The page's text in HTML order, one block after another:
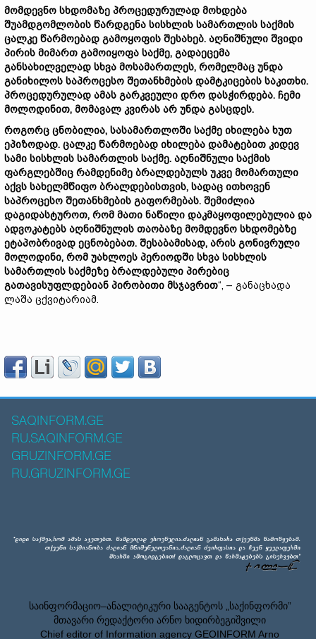
მომდევნო სხდომაზე პროცედურულად მოხდება
შუამდგომლობის წარდგენა სისხლის სამართლის საქმის
ცალკე წარმოებად გამოყოფის შესახებ. აღნიშნული შვიდი
პირის მიმართ გამოიყოფა საქმე, გადაეცემა
განსახილველად სხვა მოსამართლეს, რომელმაც უნდა
განიხილოს საპროცესო შეთანხმების დამტკიცების საკითხი.
პროცედურულად ამას გარკვეული დრო დასჭირდება. ჩემი
მოლოდინით, მომავალ კვირას არ უნდა გასცდეს.
როგორც ცნობილია, სასამართლოში საქმე იხილება ხუთ
ეპიზოდად. ცალკე წარმოებად იხილება დამატებით კიდევ
სამი სისხლის სამართლის საქმე. აღნიშნული საქმის
ფარგლებშიც რამდენიმე ბრალდებულს უკვე მომართული
აქვს სახელმწიფო ბრალდებისთვის, სადაც ითხოვენ
საპროცესო შეთანხმების გაფორმებას. შემიძლია
დაგიდასტუროთ, რომ მათი ნაწილი დაკმაყოფილებულია და
ადვოკატებს აღნიშნულის თაობაზე მომდევნო სხდომებზე
ეტაპობრივად ეცნობებათ. შესაბამისად, არის გონივრული
მოლოდინი, რომ უახლოეს პერიოდში სხვა სისხლის
სამართლის საქმეზე ბრალდებული პირებიც
გათავისუფლდებიან პირობითი მსჯავრით“, – განაცხადა
ლაშა ცქვიტარიამ.
SAQINFORM.GE
RU.SAQINFORM.GE
GRUZINFORM.GE
RU.GRUZINFORM.GE
საინფორმაციო–ანალიტიკური სააგენტოს „საქინფორმი”
მთავარი რედაქტორი არნო ხიდირბეგიშვილი
Chief editor of Information agency GEOINFORM Arno